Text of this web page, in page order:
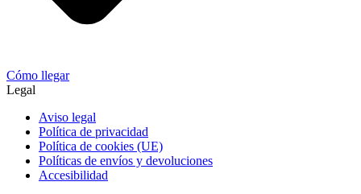
Cómo llegar
Legal
Aviso legal
Política de privacidad
Política de cookies (UE)
Políticas de envíos y devoluciones
Accesibilidad